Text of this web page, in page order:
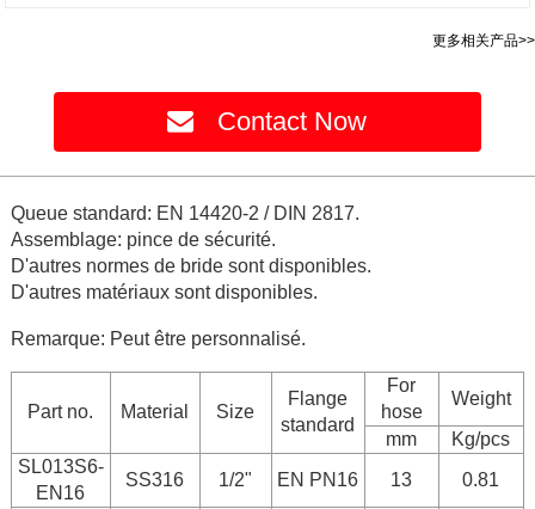
更多相关产品>>
Contact Now
Queue standard: EN 14420-2 / DIN 2817.
Assemblage: pince de sécurité.
D'autres normes de bride sont disponibles.
D'autres matériaux sont disponibles.
Remarque: Peut être personnalisé.
Part no. Material Size
Flange
standard
For
hose
Weight
mm
Kg/pcs
SL013S6-
EN16
SS316 1/2" EN PN16 13
0.81